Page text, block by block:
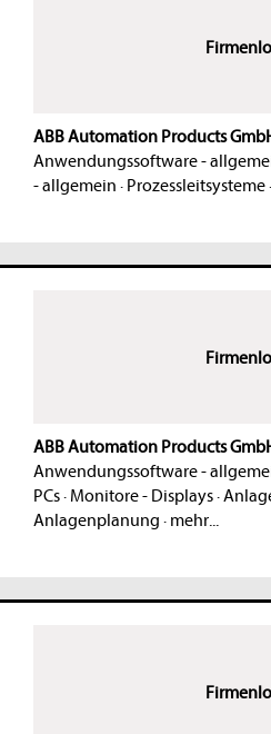
ABB Automation Products
Anwendungssoftware -
- allgemein · Prozessleitsysteme·
ABB Automation Products
Anwendungssoftware -
PCs· Monitore - Displays·
Anlagenplanung · mehr...